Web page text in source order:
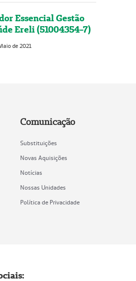
Essencial Gestão
Ereli (51004354-7)
de 2021
Comunicação
Substituições
Novas Aquisições
Notícias
Nossas Unidades
Política de Privacidade